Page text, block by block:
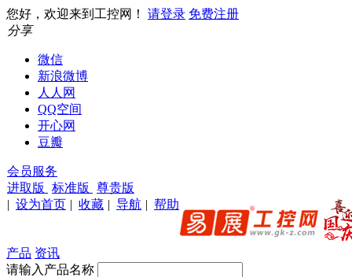
您好，欢迎来到工控网！ 请登录 免费注册
分享
微信
新浪微博
人人网
QQ空间
开心网
豆瓣
会员服务
进取版
标准版
尊贵版
| 设为首页 | 收藏 | 导航 | 帮助
产品 资讯
请输入产品名称